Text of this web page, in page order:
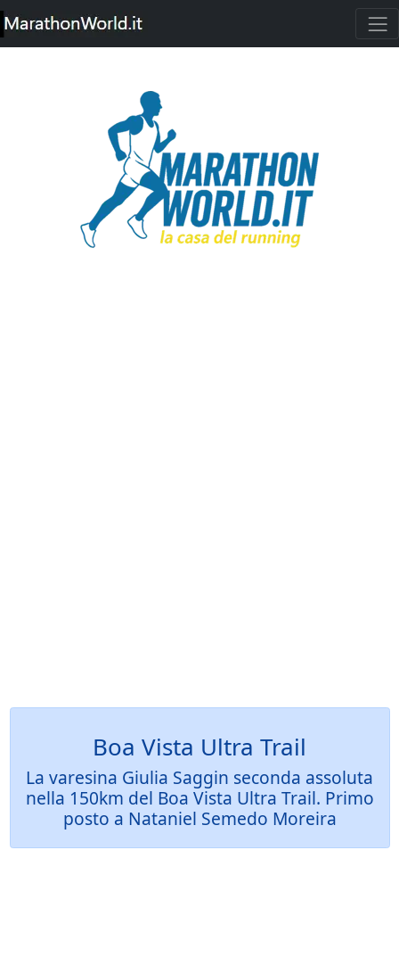
Boa Vista Ultra Trail
La varesina Giulia Saggin seconda assoluta
nella 150km del Boa Vista Ultra Trail. Primo
posto a Nataniel Semedo Moreira